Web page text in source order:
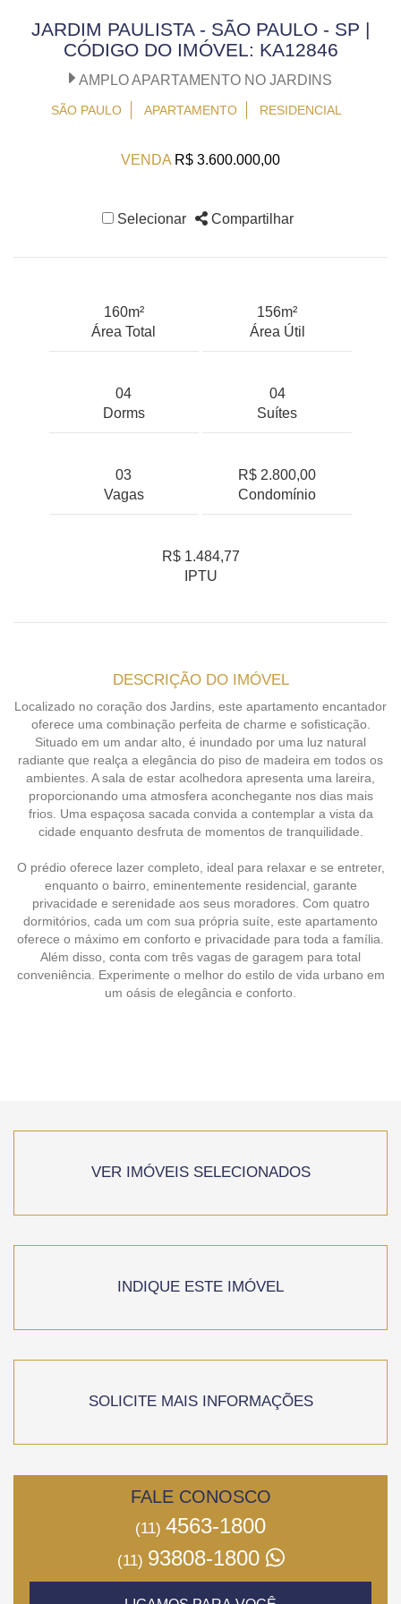
JARDIM PAULISTA - SÃO PAULO - SP |
CÓDIGO DO IMÓVEL: KA12846
AMPLO APARTAMENTO NO JARDINS
SÃO PAULO APARTAMENTO RESIDENCIAL
VENDA R$ 3.600.000,00
Selecionar Compartilhar
160m²
Área Total
156m²
Área Útil
04
Dorms
04
Suítes
03
Vagas
R$ 2.800,00
Condomínio
R$ 1.484,77
IPTU
DESCRIÇÃO DO IMÓVEL
Localizado no coração dos Jardins, este apartamento encantador
oferece uma combinação perfeita de charme e sofisticação.
Situado em um andar alto, é inundado por uma luz natural
radiante que realça a elegância do piso de madeira em todos os
ambientes. A sala de estar acolhedora apresenta uma lareira,
proporcionando uma atmosfera aconchegante nos dias mais
frios. Uma espaçosa sacada convida a contemplar a vista da
cidade enquanto desfruta de momentos de tranquilidade.
O prédio oferece lazer completo, ideal para relaxar e se entreter,
enquanto o bairro, eminentemente residencial, garante
privacidade e serenidade aos seus moradores. Com quatro
dormitórios, cada um com sua própria suíte, este apartamento
oferece o máximo em conforto e privacidade para toda a família.
Além disso, conta com três vagas de garagem para total
conveniência. Experimente o melhor do estilo de vida urbano em
um oásis de elegância e conforto.
VER IMÓVEIS SELECIONADOS
INDIQUE ESTE IMÓVEL
SOLICITE MAIS INFORMAÇÕES
FALE CONOSCO
(11) 4563-1800
(11) 93808-1800